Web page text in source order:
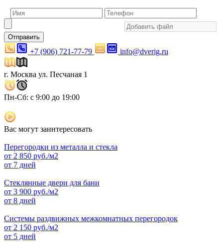
Отправить
+7 (906) 721-77-79 info@dverig.ru
г. Москва ул. Песчаная 1
Пн-Сб: с 9:00 до 19:00
Вас могут заинтересовать
Перегородки из металла и стекла
от 2 850 руб./м2
от 7 дней
Стеклянные двери для бани
от 3 900 руб./м2
от 8 дней
Системы раздвижных межкомнатных перегородок
от 2 150 руб./м2
от 5 дней